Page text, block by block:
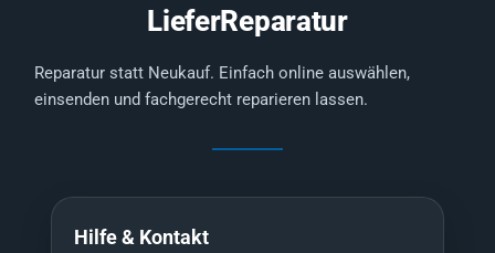
LieferReparatur
Reparatur statt Neukauf. Einfach online auswählen,
einsenden und fachgerecht reparieren lassen.
Hilfe & Kontakt